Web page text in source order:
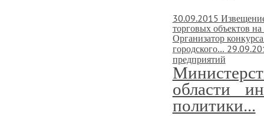
30.09.2015
торговых объектов
Организатор
городского...
предприятий
области
политики...